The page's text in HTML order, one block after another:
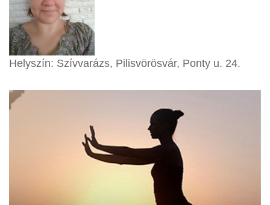
Helyszín: Szívvarázs, Pilisvörösvár, Ponty u. 24.